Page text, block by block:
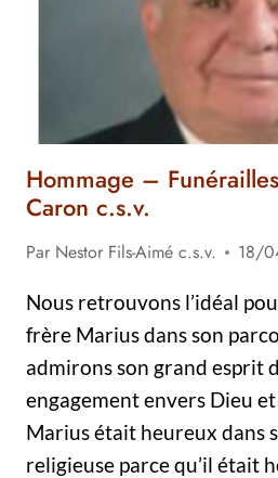
COMMUNAUTÉ
VIATORIENNE
Hommage –
Caron c.s.v.
Par Nestor Fils-Aimé c.s.v.
18/
Nous retrouvons l’idéal
frère Marius dans son
admirons son grand esprit
engagement envers Dieu
Marius était heureux dans
religieuse parce qu’il était